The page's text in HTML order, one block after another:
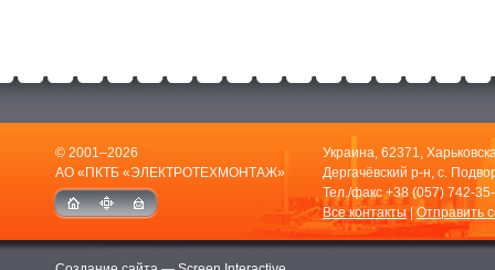
© 2001–2026
АО «ПКТБ «ЭЛЕКТРОТЕХМОНТАЖ»
Украина, 62371,
Дергачёвский р-н, с.
Тел./факс+38 (057) 742-
Все контакты| Отправить